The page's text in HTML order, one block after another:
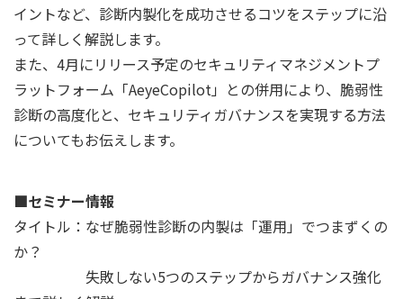
イントなど、診断内製化を成功させるコツをステップに沿
って詳しく解説します。
また、4月にリリース予定のセキュリティマネジメントプ
ラットフォーム「AeyeCopilot」との併用により、脆弱性
診断の高度化と、セキュリティガバナンスを実現する方法
についてもお伝えします。
■セミナー情報
タイトル：なぜ脆弱性診断の内製は「運用」でつまずくの
か？
失敗しない5つのステップからガバナンス強化